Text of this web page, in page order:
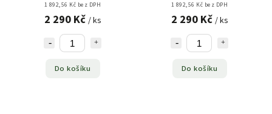
1 892,56 Kč bez DPH
2 290 Kč / ks
Do košíku
1 892,56 Kč bez DPH
2 290 Kč / ks
Do košíku